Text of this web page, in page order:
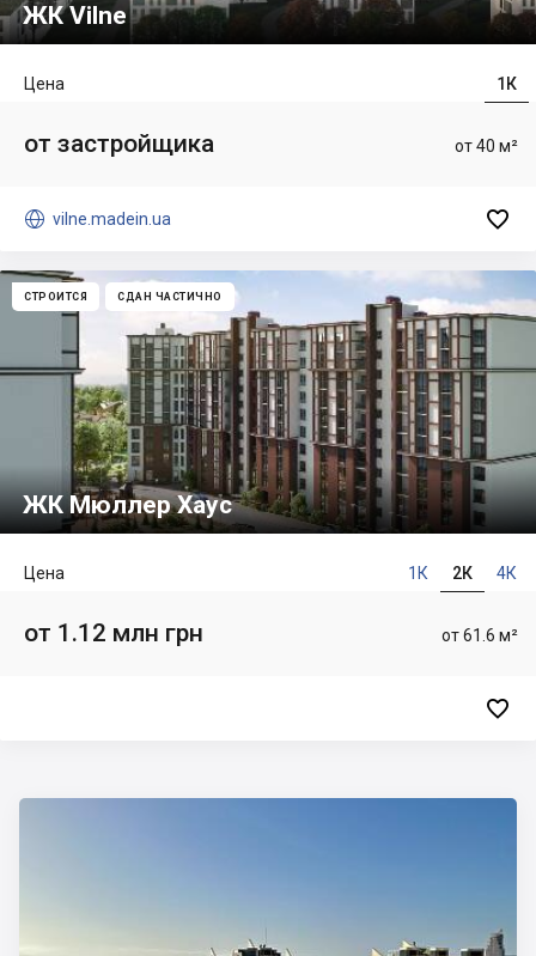
ЖК Vilne
1К
Цена
от 40 м²
от застройщика
 vilne.madein.ua 
СТРОИТСЯ СДАН ЧАСТИЧНО
ЖК Мюллер Хаус
1К 2К 4К
Цена
от 61.6 м²
от 1.12 млн грн
